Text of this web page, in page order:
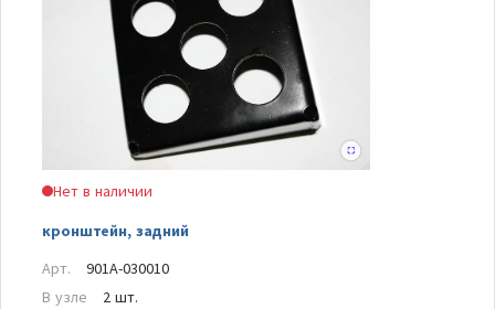
Нет в наличии
кронштейн, задний
Арт.
901A-030010
В узле
2 шт.